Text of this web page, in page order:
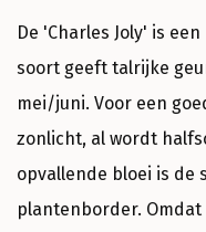
De 'Charles Joly' is
soort geeft talrijke
mei/juni. Voor een
zonlicht, al wordt
opvallende bloei is de
plantenborder.